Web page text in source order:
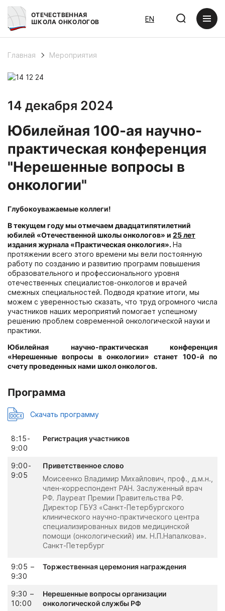
ОТЕЧЕСТВЕННАЯ
ШКОЛА ОНКОЛОГОВ
EN
Главная Мероприятия
14 декабря 2024
Юбилейная 100-ая научно-
практическая конференция
"Нерешенные вопросы в
онкологии"
Глубокоуважаемые коллеги!
В текущем году мы отмечаем двадцатипятилетний
юбилей «Отечественной школы онкологов» и 25 лет
издания журнала «Практическая онкология». На
протяжении всего этого времени мы вели постоянную
работу по созданию и развитию программ повышения
образовательного и профессионального уровня
отечественных специалистов-онкологов и врачей
смежных специальностей. Подводя краткие итоги, мы
можем с уверенностью сказать, что труд огромного числа
участников наших мероприятий помогает успешному
решению проблем современной онкологической науки и
практики.
Юбилейная научно-практическая конференция
«Нерешенные вопросы в онкологии» станет 100-й по
счету проведенных нами школ онкологов.
Программа
Скачать программу
8:15-
9:00
Регистрация участников
9:00-
9:05
Приветственное слово
Моисеенко Владимир Михайлович, проф., д.м.н.,
член-корреспондент РАН. Заслуженный врач
РФ. Лауреат Премии Правительства РФ.
Директор ГБУЗ «Санкт-Петербургского
клинического научно-практического центра
специализированных видов медицинской
помощи (онкологический) им. Н.П.Напалкова».
Санкт-Петербург
9:05 –
9:30
Торжественная церемония награждения
9:30 –
10:00
Нерешенные вопросы организации
онкологической службы РФ